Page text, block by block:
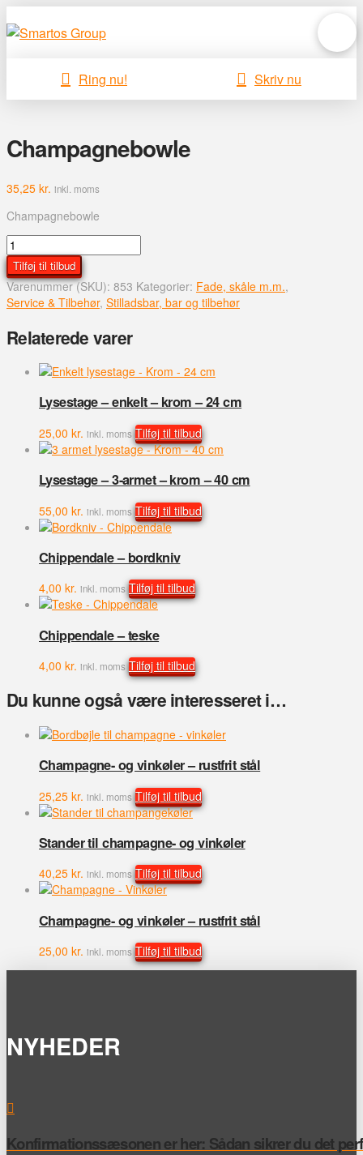
Ring nu! Skriv nu
Champagnebowle
35,25 kr. inkl. moms
Champagnebowle
Champagnebowle
antal
Tilføj til tilbud
Varenummer (SKU): 853 Kategorier: Fade, skåle m.m.,
Service & Tilbehør, Stilladsbar, bar og tilbehør
Relaterede varer
Lysestage – enkelt – krom – 24 cm
25,00 kr. inkl. moms Tilføj til tilbud
Lysestage – 3-armet – krom – 40 cm
55,00 kr. inkl. moms Tilføj til tilbud
Chippendale – bordkniv
4,00 kr. inkl. moms Tilføj til tilbud
Chippendale – teske
4,00 kr. inkl. moms Tilføj til tilbud
Du kunne også være interesseret i…
Champagne- og vinkøler – rustfrit stål
25,25 kr. inkl. moms Tilføj til tilbud
Stander til champagne- og vinkøler
40,25 kr. inkl. moms Tilføj til tilbud
Champagne- og vinkøler – rustfrit stål
25,00 kr. inkl. moms Tilføj til tilbud
NYHEDER
Konfirmationssæsonen er her: Sådan sikrer du det